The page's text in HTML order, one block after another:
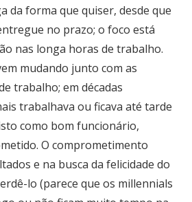
da forma que quiser, desde que
no prazo; o foco está
nas longa horas de trabalho.
mudando junto com as
trabalho; em décadas
trabalhava ou ficava até tarde
como bom funcionário,
O comprometimento
e na busca da felicidade do
lo (parece que os millennials